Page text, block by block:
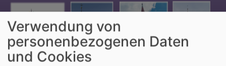
Verwendung von
personenbezogenen Daten
und Cookies